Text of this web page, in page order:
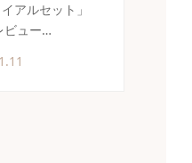
アルセット」
ビュー…